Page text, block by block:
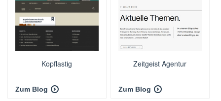
Kopflastig
Zum Blog
Zeitgeist Agentur
Zum Blog